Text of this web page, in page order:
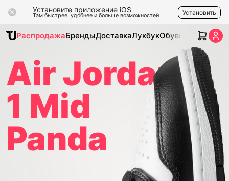
Установите приложение iOS
Там быстрее, удобнее и больше возможностей Установить
РаспродажаБрендыДоставкаЛукбукОбувь Одежда
Air Jordan
1 Mid
Panda